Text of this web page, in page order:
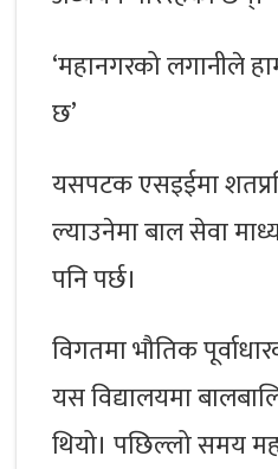
‘महानगरको लगानीले
छ’
यसपटक एसइईमा
ल्याउनेमा बाल सेवा
पनि पर्छ।
विगतमा भौतिक
यस विद्यालयमा
थियो। पछिल्लो समय